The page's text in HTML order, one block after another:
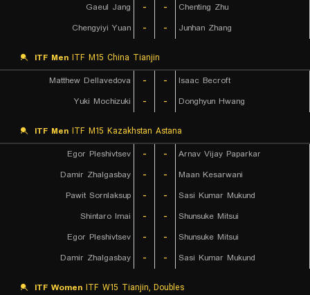
Gaeul Jang
- -
Chenting Zhu
Chengyiyi Yuan
- - Junhan Zhang
ITF Men ITF M15 China Tianjin
Matthew Dellavedova
- -
Isaac Becroft
Yuki Mochizuki
- - Donghyun Hwang
ITF Men ITF M15 Kazakhstan Astana
Egor Pleshivtsev
- -
Arnav Vijay Paparkar
Damir Zhalgasbay
- -
Maan Kesarwani
Pawit Sornlaksup
- -
Sasi Kumar Mukund
Shintaro Imai
- -
Shunsuke Mitsui
Egor Pleshivtsev
- -
Shunsuke Mitsui
Damir Zhalgasbay
- - Sasi Kumar Mukund
ITF Women ITF W15 Tianjin, Doubles